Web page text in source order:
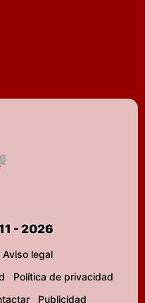
- 2026
Aviso legal
Política de privacidad
Publicidad